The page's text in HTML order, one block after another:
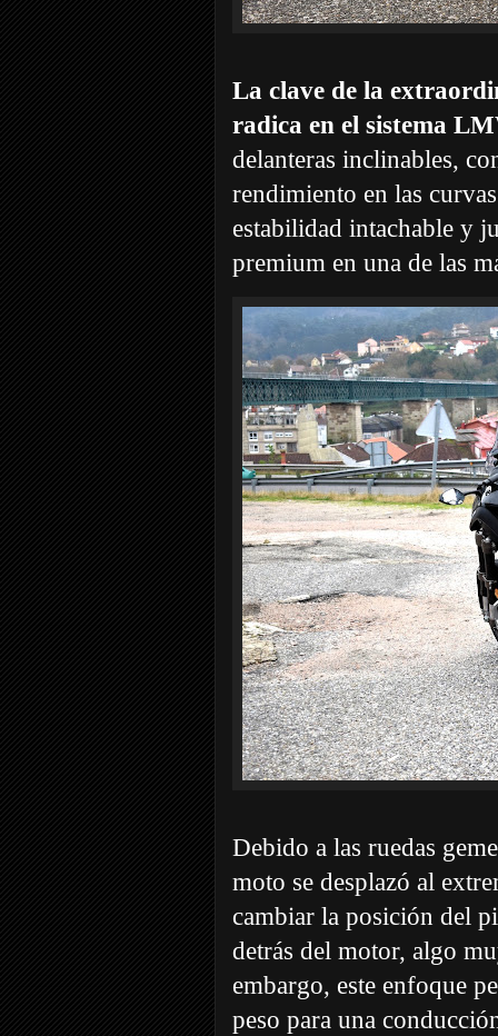
La clave de la
radica en el sistema
delanteras inclinables,
rendimiento en las
estabilidad intachable y
premium en una de las
Debido a las ruedas
moto se desplazó al
cambiar la posición del
detrás del motor, algo
embargo, este enfoque
peso para una